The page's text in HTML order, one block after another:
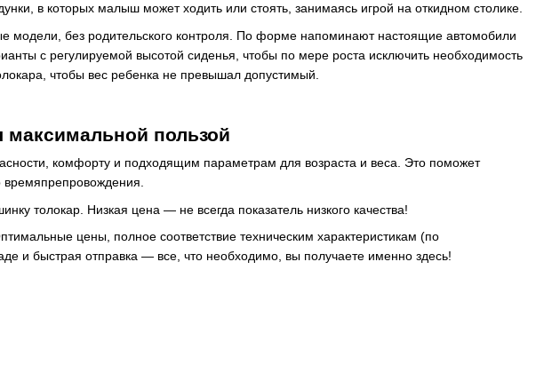
в которых малыш может ходить или стоять, занимаясь игрой на откидном столике.
модели, без родительского контроля. По форме напоминают настоящие автомобили
с регулируемой высотой сиденья, чтобы по мере роста исключить необходимость
чтобы вес ребенка не превышал допустимый.
максимальной пользой
комфорту и подходящим параметрам для возраста и веса. Это поможет
времяпрепровождения.
толокар. Низкая цена — не всегда показатель низкого качества!
цены, полное соответствие техническим характеристикам (по
и быстрая отправка — все, что необходимо, вы получаете именно здесь!